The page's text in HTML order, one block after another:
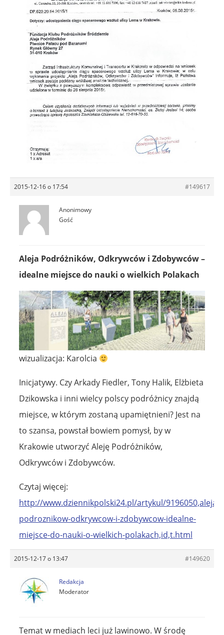
2015-12-16 o 17:54 #149617
Anonimowy
Gość
Aleja Podróżników, Odkrywców i Zdobywców –
idealne miejsce do nauki o wielkich Polakach
wizualizacja: Karolcia
Inicjatywy. Czy Arkady Fiedler, Tony Halik, Elżbieta
Dzikowska i inni wielcy polscy podróżnicy znajdą
miejsce, w którym zostaną upamiętnieni? Jest na
to szansa, powstał bowiem pomysł, by w
Krakowie utworzyć Aleję Podróżników,
Odkrywców i Zdobywców.
Czytaj więcej:
http://www.dziennikpolski24.pl/artykul/9196050,aleja-
podroznikow-odkrywcow-i-zdobywcow-idealne-
miejsce-do-nauki-o-wielkich-polakach,id,t.html
2015-12-17 o 13:47 #149620
Redakcja
Moderator
Temat w mediach leci już lawinowo. W środę